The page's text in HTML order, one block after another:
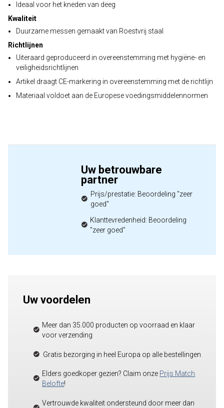
Ideaal voor het kneden van deeg
Kwaliteit
Duurzame messen gemaakt van Roestvrij staal
Richtlijnen
Uiteraard geproduceerd in overeenstemming met hygiëne- en
veiligheidsrichtlijnen
Artikel draagt CE-markering in overeenstemming met de richtlijn
Materiaal voldoet aan de Europese voedingsmiddelennormen
Uw betrouwbare
partner
Prijs/prestatie: Beoordeling "zeer
goed"
Klanttevredenheid: Beoordeling
"zeer goed"
Uw voordelen
Meer dan 35.000 producten op voorraad en klaar
voor verzending
Gratis bezorging in heel Europa op alle bestellingen
Elders goedkoper gezien? Claim onze Prijs Match
Belofte!
Vertrouwde kwaliteit ondersteund door meer dan